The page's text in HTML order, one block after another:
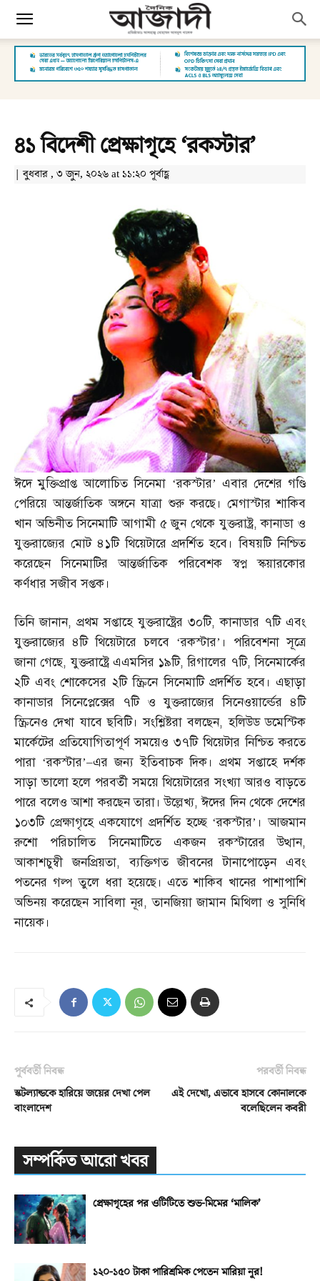
৪১ বিদেশী প্রেক্ষাগৃহে ‘রকস্টার’
| বুধবার , ৩ জুন, ২০২৬ at ১১:২০ পূর্বাহ্ণ
ঈদে মুক্তিপ্রাপ্ত আলোচিত সিনেমা ‘রকস্টার’ এবার দেশের গণ্ডি
পেরিয়ে আন্তর্জাতিক অঙ্গনে যাত্রা শুরু করছে। মেগাস্টার শাকিব
খান অভিনীত সিনেমাটি আগামী ৫ জুন থেকে যুক্তরাষ্ট্র,কানাডা ও
যুক্তরাজ্যের মোট ৪১টি থিয়েটারে প্রদর্শিত হবে। বিষয়টি নিশ্চিত
করেছেন সিনেমাটির আন্তর্জাতিক পরিবেশক স্বপ্ন স্কয়ারকোর
কর্ণধার সজীব সপ্তক।
তিনি জানান, প্রথম সপ্তাহে যুক্তরাষ্ট্রের ৩০টি,কানাডার ৭টি এবং
যুক্তরাজ্যের ৪টি থিয়েটারে চলবে ‘রকস্টার’। পরিবেশনা সূত্রে
জানা গেছে,যুক্তরাষ্ট্রে এএমসির ১৯টি,রিগালের ৭টি,সিনেমার্কের
২টি এবং শোকেসের ২টি স্ক্রিনে সিনেমাটি প্রদর্শিত হবে। এছাড়া
কানাডার সিনেপ্লেক্সের ৭টি ও যুক্তরাজ্যের সিনেওয়ার্ল্ডের ৪টি
স্ক্রিনেও দেখা যাবে ছবিটি। সংশ্লিষ্টরা বলছেন,হলিউড ডমেস্টিক
মার্কেটের প্রতিযোগিতাপূর্ণ সময়েও ৩৭টি থিয়েটার নিশ্চিত করতে
পারা ‘রকস্টার’–এর জন্য ইতিবাচক দিক। প্রথম সপ্তাহে দর্শক
সাড়া ভালো হলে পরবর্তী সময়ে থিয়েটারের সংখ্যা আরও বাড়তে
পারে বলেও আশা করছেন তারা। উল্লেখ্য,ঈদের দিন থেকে দেশের
১০৩টি প্রেক্ষাগৃহে একযোগে প্রদর্শিত হচ্ছে ‘রকস্টার’। আজমান
রুশো পরিচালিত সিনেমাটিতে একজন রকস্টারের উত্থান,
আকাশচুম্বী জনপ্রিয়তা,ব্যক্তিগত জীবনের টানাপোড়েন এবং
পতনের গল্প তুলে ধরা হয়েছে। এতে শাকিব খানের পাশাপাশি
অভিনয় করেছেন সাবিলা নূর,তানজিয়া জামান মিথিলা ও সুনিধি
নায়েক।
পূর্ববর্তী নিবন্ধ
স্কটল্যান্ডকে হারিয়ে জয়ের দেখা পেল
বাংলাদেশ
পরবর্তী নিবন্ধ
এই দেখো, এভাবে হাসবে কোনালকে
বলেছিলেন কবরী
সম্পর্কিত আরো খবর
প্রেক্ষাগৃহের পর ওটিটিতে শুভ-মিমের ‘মালিক’
১২০-১৫০ টাকা পারিশ্রমিক পেতেন মারিয়া নূর!